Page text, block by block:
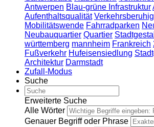
Antwerpen Blau-grüne Infrastruktur
Aufenthaltsqualität
Mobilitätswende Fahrradparken
Neubauquartier Quartier
württemberg mannheim Frankreich
Fußverkehr Hufeisensiedlung
Architektur Darmstadt
Zufall-Modus
Suche
Erweiterte Suche
Alle Wörter
Genauer Begriff oder Phrase